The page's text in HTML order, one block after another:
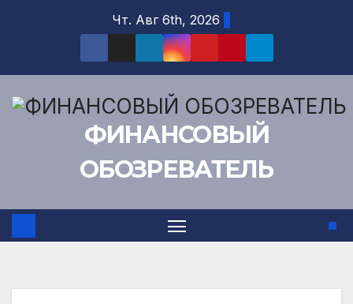
содержимому
Чт. Авг 6th, 2026
ФИНАНСОВЫЙ
ОБОЗРЕВАТЕЛЬ